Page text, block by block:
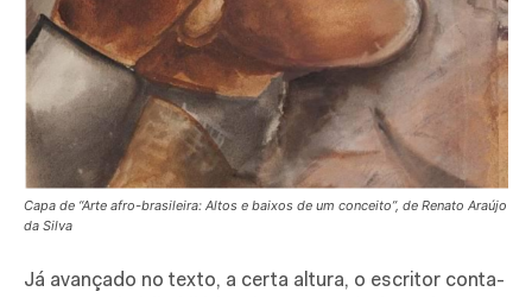
Capa de “Arte afro-brasileira: Altos e baixos de um conceito”, de Renato Araújo
da Silva
Já avançado no texto, a certa altura, o escritor conta-